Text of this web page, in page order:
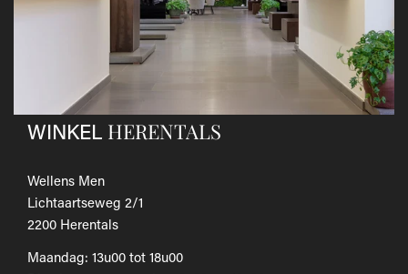
teruggestort.
Als je het wilt omruilen voor een ander artikel, dien je een
nieuwe bestelling te plaatsen.
Voor onze uitgebreide beleid betreffende verzenden en
retourneren, raadpleeg onze Veelgestelde vragen
WINKEL HERENTALS
Wellens Men
Lichtaartseweg 2/1
2200 Herentals
Maandag: 13u00 tot 18u00